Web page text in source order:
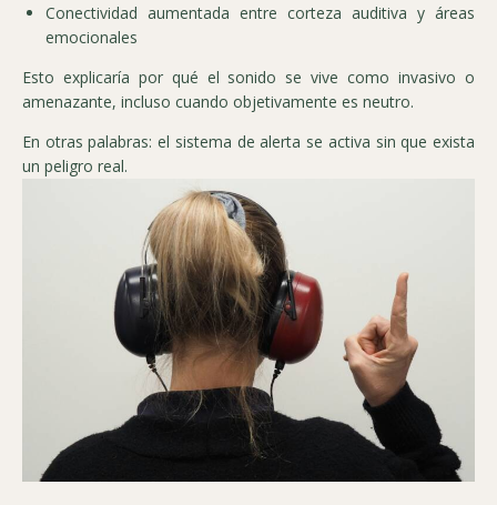
Conectividad aumentada entre corteza auditiva y áreas
emocionales
Esto explicaría por qué el sonido se vive como invasivo o
amenazante, incluso cuando objetivamente es neutro.
En otras palabras: el sistema de alerta se activa sin que exista
un peligro real.